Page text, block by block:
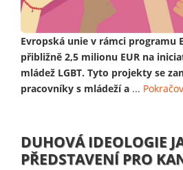
Evropská unie v rámci programu
přibližně 2,5 milionu EUR na
mládež LGBT. Tyto projekty se
pracovníky s mládeží a ...
DUHOVÁ IDEOLOGIE
PŘEDSTAVENÍ PRO